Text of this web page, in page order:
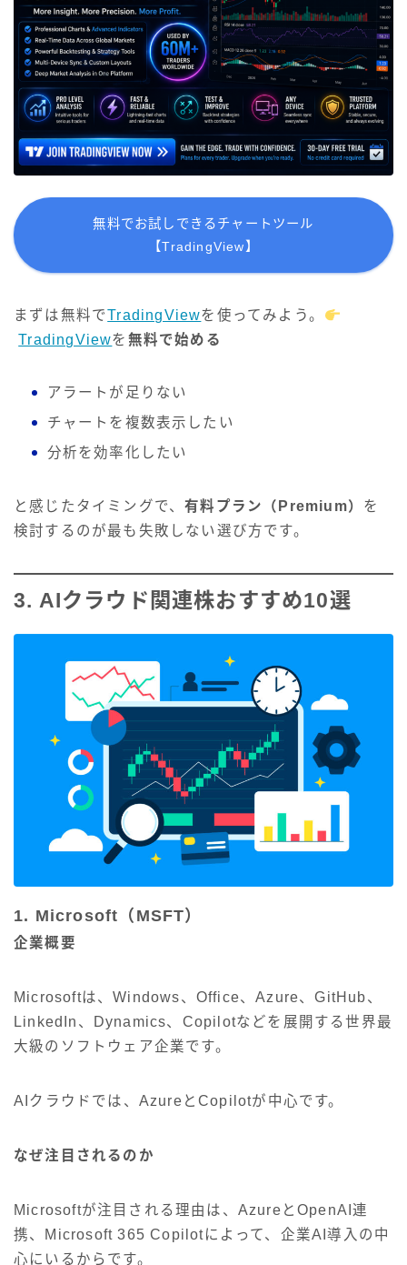
無料でお試しできるチャートツール
【TradingView】
まずは無料でTradingViewを使ってみよう。
TradingViewを 無料で始める
アラートが足りない
チャートを複数表示したい
分析を効率化したい
と感じたタイミングで、有料プラン（Premium） を
検討するのが最も失敗しない選び方です。
3. AIクラウド関連株おすすめ10選
1. Microsoft（MSFT）
企業概要
Microsoftは、Windows、Office、Azure、GitHub、
LinkedIn、Dynamics、Copilotなどを展開する世界最
大級のソフトウェア企業です。
AIクラウドでは、AzureとCopilotが中心です。
なぜ注目されるのか
Microsoftが注目される理由は、AzureとOpenAI連
携、Microsoft 365 Copilotによって、企業AI導入の中
心にいるからです。